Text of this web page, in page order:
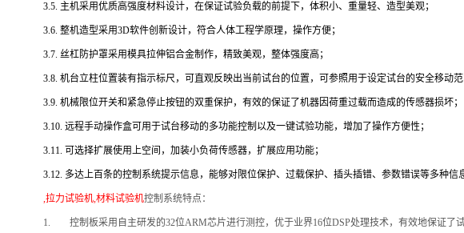
3.5. 主机采用优质高强度材料设计，在保证试验负载的前提下，体积小、重量轻、造型美观；
3.6. 整机造型采用3D软件创新设计，符合人体工程学原理，操作方便；
3.7. 丝杠防护罩采用模具拉伸铝合金制作，精致美观，整体强度高；
3.8. 机台立柱位置装有指示标尺，可直观反映出当前试台的位置，可参照用于设定试台的安全移动
3.9. 机械限位开关和紧急停止按钮的双重保护，有效的保证了机器因荷重过载而造成的传感器损坏；
3.10. 远程手动操作盒可用于试台移动的多功能控制以及一键试验功能，增加了操作方便性；
3.11. 可选择扩展使用上空间，加装小负荷传感器，扩展应用功能；
3.12. 多达上百条的控制系统提示信息，能够对限位保护、过载保护、插头插错、参数错误等多种
,拉力试验机,材料试验机控制系统特点：
1. 控制板采用自主研发的32位ARM芯片进行测控，优于业界16位DSP处理技术，有效地保证了